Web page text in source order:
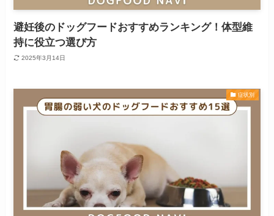
避妊後のドッグフードおすすめランキング！体型維
持に役立つ選び方
2025年3月14日
症状別